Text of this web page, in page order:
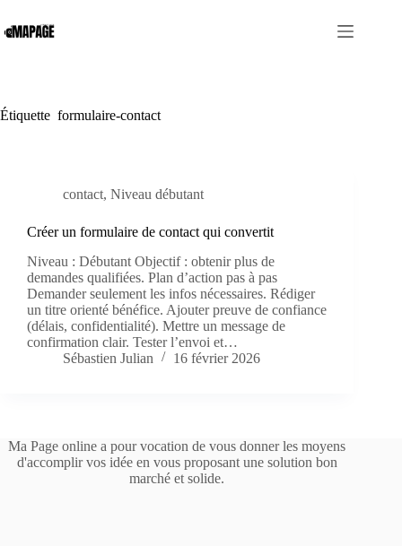
au
contenu
Étiquette formulaire-contact
contact, Niveau débutant
Créer un formulaire de contact qui convertit
Niveau : Débutant Objectif : obtenir plus de
demandes qualifiées. Plan d’action pas à pas
Demander seulement les infos nécessaires. Rédiger
un titre orienté bénéfice. Ajouter preuve de confiance
(délais, confidentialité). Mettre un message de
confirmation clair. Tester l’envoi et…
Sébastien Julian
16 février 2026
Ma Page online a pour vocation de vous donner les moyens
d'accomplir vos idée en vous proposant une solution bon
marché et solide.